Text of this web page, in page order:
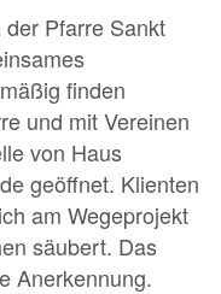
Pfarre Sankt
finden
und mit Vereinen
von Haus
geöffnet. Klienten
am Wegeprojekt
säubert. Das
Anerkennung.